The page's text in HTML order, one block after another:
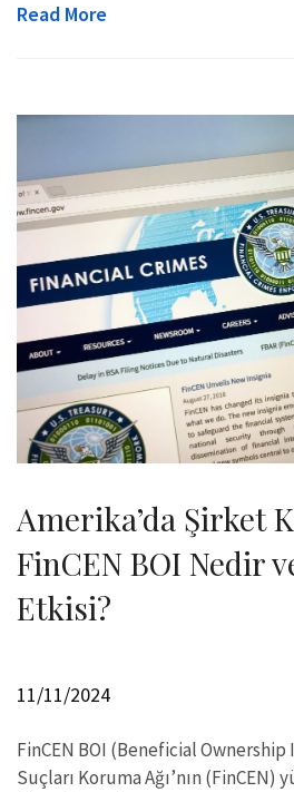
Read More
Amerika’da Şirket
FinCEN BOI Nedir
Etkisi?
11/11/2024
FinCEN BOI (Beneficial
Suçları Koruma Ağı’nın